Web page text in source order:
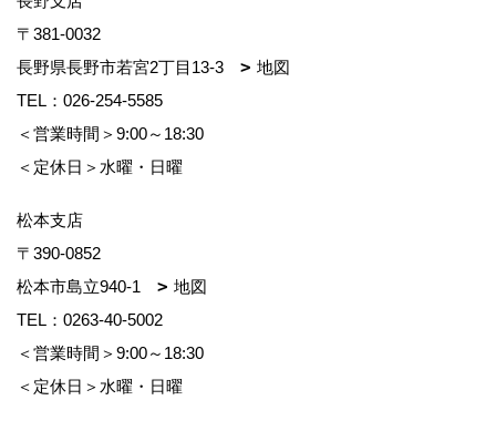
〒381-0032
長野県長野市若宮2丁目13-3
地図
TEL： 026-254-5585
＜営業時間＞9:00～18:30
＜定休日＞水曜・日曜
松本支店
〒390-0852
松本市島立940-1
地図
TEL： 0263-40-5002
＜営業時間＞9:00～18:30
＜定休日＞水曜・日曜